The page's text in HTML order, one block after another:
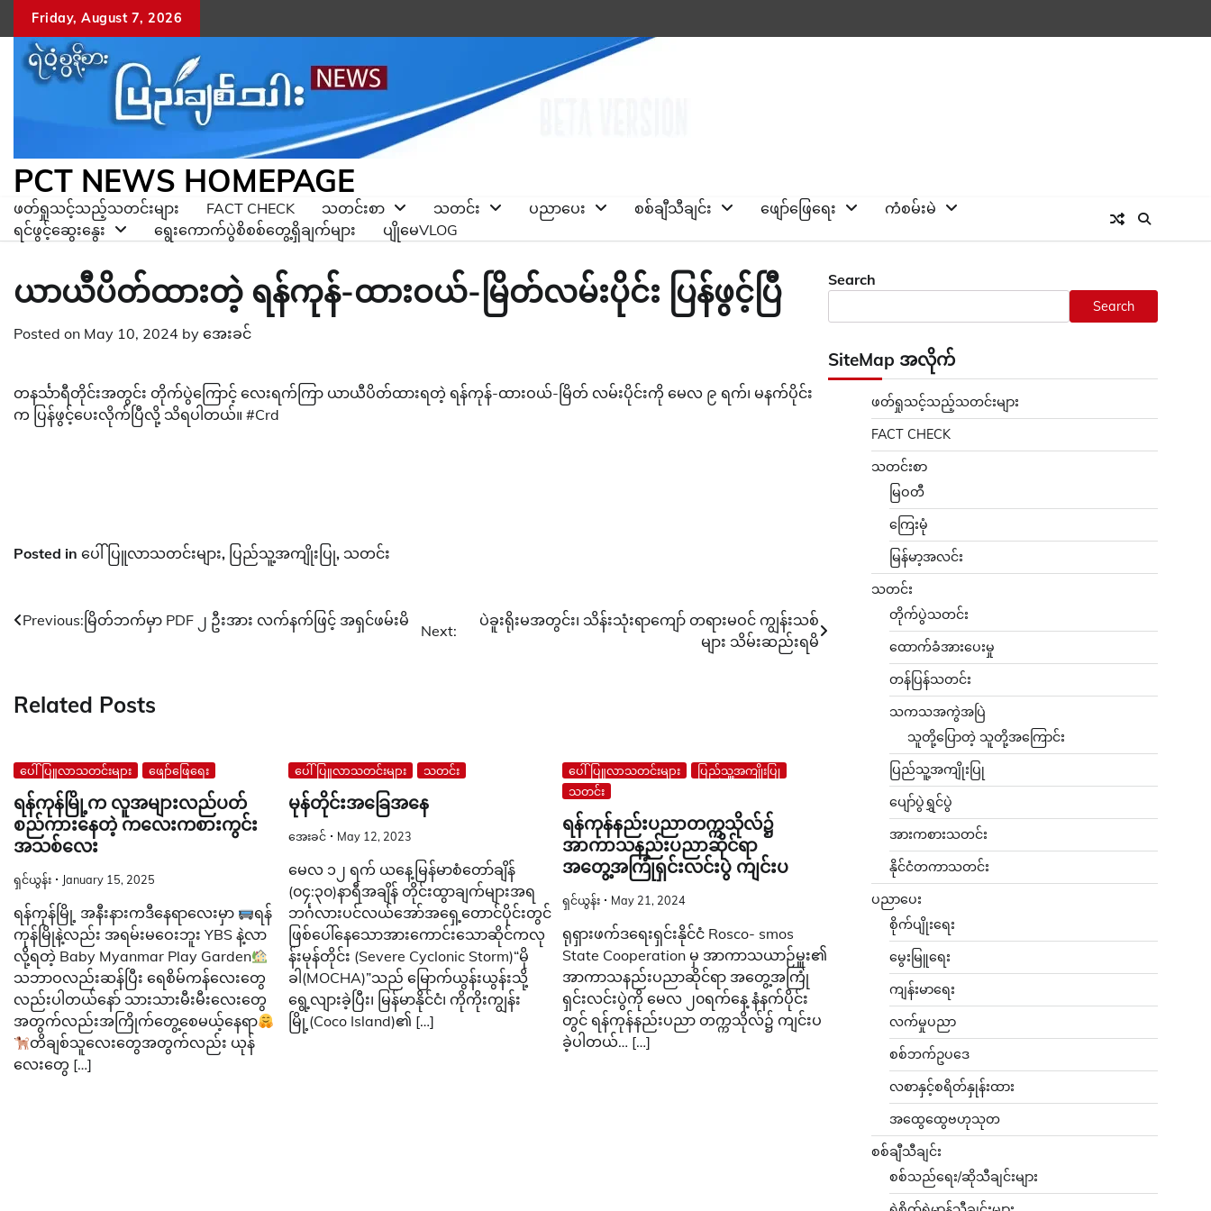
content
Friday, August 7, 2026
PCT NEWS HOMEPAGE
ဖတ်ရှုသင့်သည့်သတင်းများ FACT CHECK သတင်းစာ သတင်း ပညာပေး စစ်ချီသီချင်း ဖျော်ဖြေရေး
ကံစမ်းမဲ
ရင်ဖွင့်ဆွေးနွေး
ရွေးကောက်ပွဲစိစစ်တွေ့ရှိချက်များ ပျိုမေVLOG
ယာယီပိတ်ထားတဲ့ ရန်ကုန်-ထားဝယ်-မြိတ်လမ်းပိုင်း ပြန်ဖွင့်ပြီ
Posted on May 10, 2024 by အေးခင်
တနင်္သာရီတိုင်းအတွင်း တိုက်ပွဲကြောင့် လေးရက်ကြာ ယာယီပိတ်ထားရတဲ့ ရန်ကုန်-ထားဝယ်-မြိတ် လမ်းပိုင်းကို မေလ ၉ ရက်၊ မနက်ပိုင်း
က ပြန်ဖွင့်ပေးလိုက်ပြီလို့ သိရပါတယ်။ #Crd
Posted in ပေါ်ပြူလာသတင်းများ, ပြည်သူ့အကျိုးပြု, သတင်း
Post
Previous: မြိတ်ဘက်မှာ PDF ၂ ဦးအား လက်နက်ဖြင့် အရှင်ဖမ်းမိ
Next:
ပဲခူးရိုးမအတွင်း၊ သိန်းသုံးရာကျော် တရားမဝင် ကျွန်းသစ်
များ သိမ်းဆည်းရမိ
Related Posts
ပေါ်ပြူလာသတင်းများ ဖျော်ဖြေရေး
ရန်ကုန်မြို့က လူအများလည်ပတ်
စည်ကားနေတဲ့ ကလေးကစားကွင်း
အသစ်လေး
ရှင်ယွန်း January 15, 2025
ရန်ကုန်မြို့ အနီးနားကဒီနေရာလေးမှာ
ရန်
ကုန်မြိုနဲ့လည်း အရမ်းမဝေးဘူး YBS နဲ့လာ
လို့ရတဲ့ Baby Myanmar Play Garden
သဘာဝလည်းဆန်ပြီး ရေစိမ်ကန်လေးတွေ
လည်းပါတယ်နော် သားသားမီးမီးလေးတွေ
အတွက်လည်းအကြိုက်တွေ့စေမယ့်နေရာ
တိချစ်သူလေးတွေအတွက်လည်း ယုန်
လေးတွေ […]
ပေါ်ပြူလာသတင်းများ သတင်း
မုန်တိုင်းအခြေအနေ
အေးခင် May 12, 2023
မေလ ၁၂ ရက် ယနေ့မြန်မာစံတော်ချိန်
(၀၄:၃၀)နာရီအချိန် တိုင်းထွာချက်များအရ
ဘင်္ဂလားပင်လယ်အော်အရှေ့တောင်ပိုင်းတွင်
ဖြစ်ပေါ်နေသောအားကောင်းသောဆိုင်ကလု
န်းမုန်တိုင်း (Severe Cyclonic Storm)“မို
ခါ(MOCHA)”သည် မြောက်ယွန်းယွန်းသို့
ရွေ့လျားခဲ့ပြီး၊ မြန်မာနိုင်ငံ၊ ကိုကိုးကျွန်း
မြို့(Coco Island)၏ […]
ပေါ်ပြူလာသတင်းများ
ပြည်သူ့အကျိုးပြု
သတင်း
ရန်ကုန်နည်းပညာတက္ကသိုလ်၌
အာကာသနည်းပညာဆိုင်ရာ
အတွေ့အကြုံရှင်းလင်းပွဲ ကျင်းပ
ရှင်ယွန်း May 21, 2024
ရုရှားဖက်ဒရေးရှင်းနိုင်ငံ Rosco- smos
State Cooperation မှ အာကာသယာဉ်မှူး၏
အာကာသနည်းပညာဆိုင်ရာ အတွေ့အကြုံ
ရှင်းလင်းပွဲကို မေလ ၂၀ရက်နေ့ နံနက်ပိုင်း
တွင် ရန်ကုန်နည်းပညာ တက္ကသိုလ်၌ ကျင်းပ
ခဲ့ပါတယ်… […]
Search
Search
SiteMap အလိုက်
ဖတ်ရှုသင့်သည့်သတင်းများ
FACT CHECK
သတင်းစာ
မြဝတီ
ကြေးမုံ
မြန်မာ့အလင်း
သတင်း
တိုက်ပွဲသတင်း
ထောက်ခံအားပေးမှု
တန်ပြန်သတင်း
သကသအကွဲအပြဲ
သူတို့ပြောတဲ့ သူတို့အကြောင်း
ပြည်သူ့အကျိုးပြု
ပျော်ပွဲရွှင်ပွဲ
အားကစားသတင်း
နိုင်ငံတကာသတင်း
ပညာပေး
စိုက်ပျိုးရေး
မွေးမြူရေး
ကျန်းမာရေး
လက်မှုပညာ
စစ်ဘက်ဥပဒေ
လစာနှင့်စရိတ်နှုန်းထား
အထွေထွေဗဟုသုတ
စစ်ချီသီချင်း
စစ်သည်ရေး/ဆိုသီချင်းများ